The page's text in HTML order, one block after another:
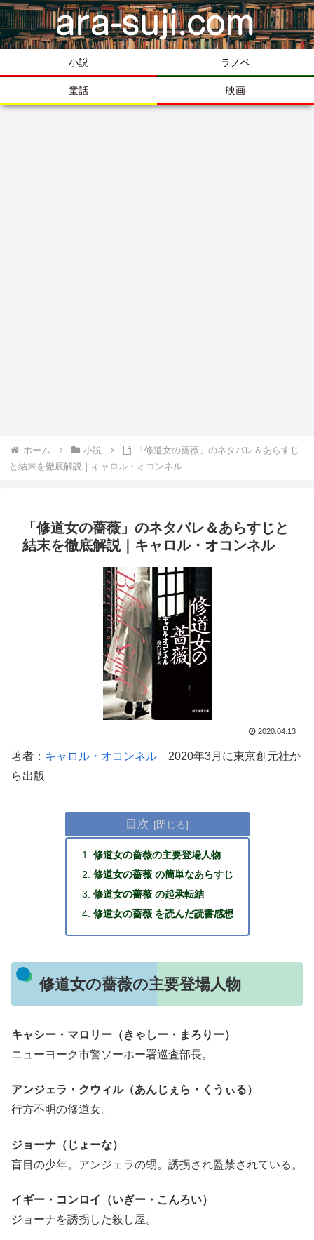
小説 ラノベ
童話 映画
ホーム 小説
「修道女の薔薇」のネタバレ＆あらすじ
と結末を徹底解説｜キャロル・オコンネル
「修道女の薔薇」のネタバレ＆あらすじと
結末を徹底解説｜キャロル・オコンネル
2020.04.13
著者： キャロル・オコンネル 2020年3月に東京創元社か
ら出版
目次
修道女の薔薇の主要登場人物
修道女の薔薇 の簡単なあらすじ
修道女の薔薇 の起承転結
修道女の薔薇 を読んだ読書感想
修道女の薔薇の主要登場人物
キャシー・マロリー（きゃしー・まろりー）
ニューヨーク市警ソーホー署巡査部長。
アンジェラ・クウィル（あんじぇら・くうぃる）
行方不明の修道女。
ジョーナ（じょーな）
盲目の少年。アンジェラの甥。誘拐され監禁されている。
イギー・コンロイ（いぎー・こんろい）
ジョーナを誘拐した殺し屋。